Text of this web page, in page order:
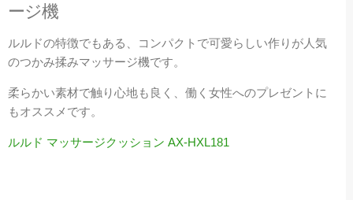
ージ機
ルルドの特徴でもある、コンパクトで可愛らしい作りが人気
のつかみ揉みマッサージ機です。
柔らかい素材で触り心地も良く、働く女性へのプレゼントに
もオススメです。
ルルド マッサージクッション AX-HXL181